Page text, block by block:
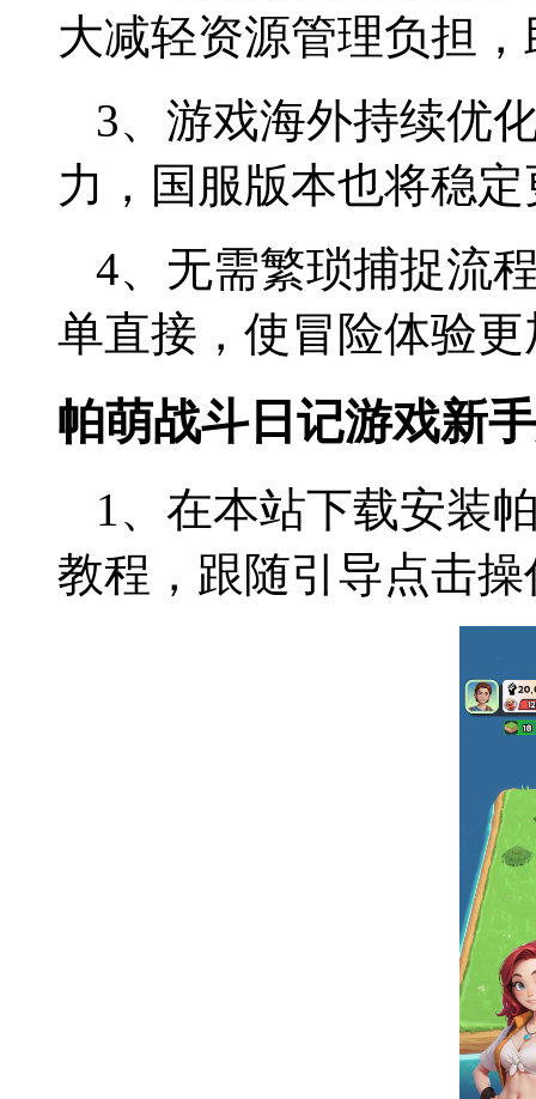
大减轻资源管理负担
3、游戏海外持续优
力，国服版本也将稳
4、无需繁琐捕捉流
单直接，使冒险体验
帕萌战斗日记游戏新
1、在本站下载安装
教程，跟随引导点击操